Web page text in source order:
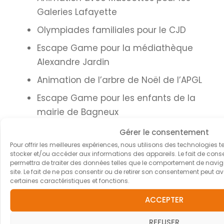
Gérer le consentement
Pour offrir les meilleures expériences, nous utilisons des technologies
stocker et/ou accéder aux informations des appareils. Le fait de
permettra de traiter des données telles que le comportement de
site. Le fait de ne pas consentir ou de retirer son consentement peut
certaines caractéristiques et fonctions.
ACCEPTER
Galeries Lafayette
Olympiades familiales pour le CJD
Escape Game pour la médiathèque
Alexandre Jardin
Animation de l’arbre de Noël de l’APGL
Escape Game pour les enfants de la
mairie de Bagneux
Arbre de Noël à thème pour un cabinet
d’avocats
Escape Game pour les Ados de la
clinique Dupré
Animation auprès des enfants du